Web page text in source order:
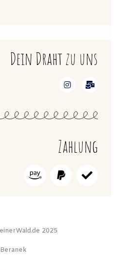
Dein Draht zu uns
Zahlung
2025